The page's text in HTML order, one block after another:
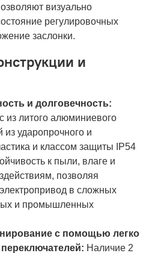
визуально
регулировочных
заслонки.
и
и долговечность:
из литого алюминиевого
ударопрочного и
и классом защиты IP54
к пыли, влаге и
позволяя
в сложных
и промышленных
с помощью легко
Наличие 2